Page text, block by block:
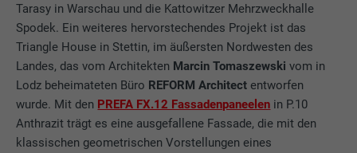
Tarasy in Warschau und die Kattowitzer Mehrzweckhalle
Spodek. Ein weiteres hervorstechendes Projekt ist das
Triangle House in Stettin, im äußersten Nordwesten des
Landes, das vom Architekten Marcin Tomaszewski vom in
Lodz beheimateten Büro REFORM Architect entworfen
wurde. Mit den PREFA FX.12 Fassadenpaneelen in P.10
Anthrazit trägt es eine ausgefallene Fassade, die mit den
klassischen geometrischen Vorstellungen eines